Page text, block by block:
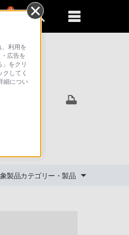
0
製品カテゴリー・製品
利用を
広告を
をクリ
してく
細につい